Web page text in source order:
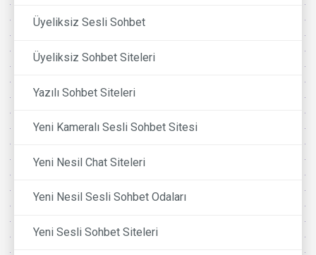
Üyeliksiz Sesli Sohbet
Üyeliksiz Sohbet Siteleri
Yazılı Sohbet Siteleri
Yeni Kameralı Sesli Sohbet Sitesi
Yeni Nesil Chat Siteleri
Yeni Nesil Sesli Sohbet Odaları
Yeni Sesli Sohbet Siteleri